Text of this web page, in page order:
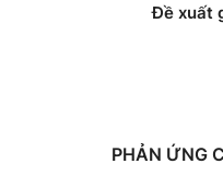
Đề xuất
PHẢN ỨNG